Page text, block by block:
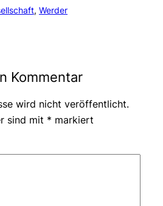
, Werder
Kommentar
wird nicht veröffentlicht.
sind mit * markiert